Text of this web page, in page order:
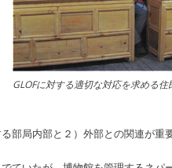
GLOFに対する適切な対応を求める住
部局内部と２）外部との関連が重